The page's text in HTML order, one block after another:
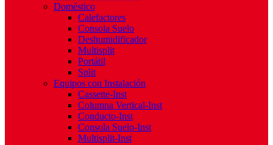
Doméstico
Calefactores
Consola Suelo
Deshumidificador
Multisplit
Portátil
Split
Equipos con Instalación
Cassette-Inst
Columna Vertical-Inst
Conducto-Inst
Consola Suelo-Inst
Multisplit-Inst